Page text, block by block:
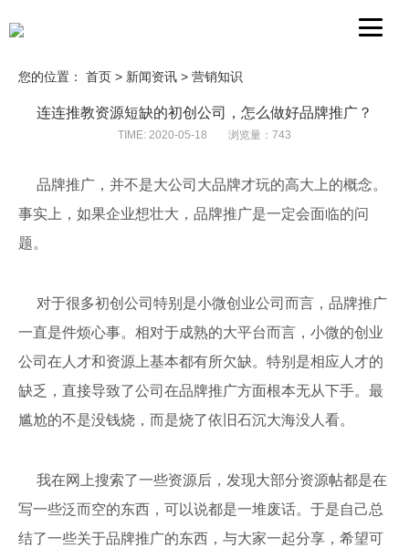
您的位置： 首页 > 新闻资讯 > 营销知识
连连推教资源短缺的初创公司，怎么做好品牌推广？
TIME: 2020-05-18 浏览量：743
品牌推广，并不是大公司大品牌才玩的高大上的概念。
事实上，如果企业想壮大，品牌推广是一定会面临的问
题。
对于很多初创公司特别是小微创业公司而言，品牌推广
一直是件烦心事。相对于成熟的大平台而言，小微的创业
公司在人才和资源上基本都有所欠缺。特别是相应人才的
缺乏，直接导致了公司在品牌推广方面根本无从下手。最
尴尬的不是没钱烧，而是烧了依旧石沉大海没人看。
我在网上搜索了一些资源后，发现大部分资源帖都是在
写一些泛而空的东西，可以说都是一堆废话。于是自己总
结了一些关于品牌推广的东西，与大家一起分享，希望可